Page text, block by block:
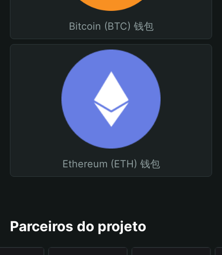
Bitcoin (BTC) 钱包
Ethereum (ETH) 钱包
Parceiros do projeto